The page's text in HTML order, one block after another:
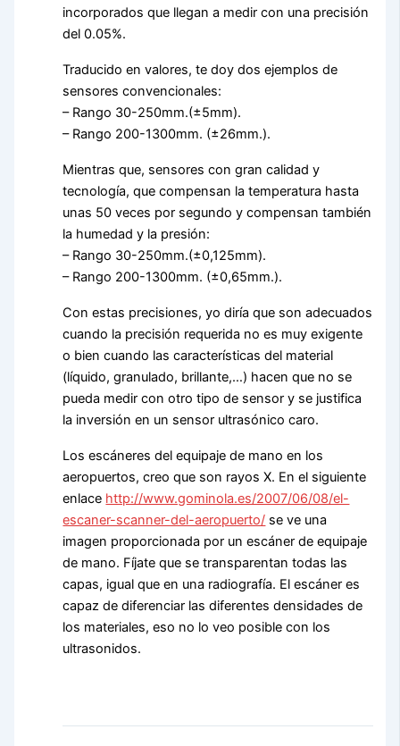
incorporados que llegan a medir con una precisión
del 0.05%.
Traducido en valores, te doy dos ejemplos de
sensores convencionales:
– Rango 30-250mm.(±5mm).
– Rango 200-1300mm. (±26mm.).
Mientras que, sensores con gran calidad y
tecnología, que compensan la temperatura hasta
unas 50 veces por segundo y compensan también
la humedad y la presión:
– Rango 30-250mm.(±0,125mm).
– Rango 200-1300mm. (±0,65mm.).
Con estas precisiones, yo diría que son adecuados
cuando la precisión requerida no es muy exigente
o bien cuando las características del material
(líquido, granulado, brillante,…) hacen que no se
pueda medir con otro tipo de sensor y se justifica
la inversión en un sensor ultrasónico caro.
Los escáneres del equipaje de mano en los
aeropuertos, creo que son rayos X. En el siguiente
enlace http://www.gominola.es/2007/06/08/el-
escaner-scanner-del-aeropuerto/ se ve una
imagen proporcionada por un escáner de equipaje
de mano. Fíjate que se transparentan todas las
capas, igual que en una radiografía. El escáner es
capaz de diferenciar las diferentes densidades de
los materiales, eso no lo veo posible con los
ultrasonidos.